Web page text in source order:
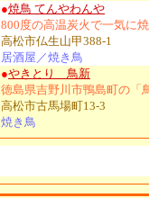
●焼鳥 てんやわんや
800度の高温炭火で一気に
高松市仏生山甲388-1
居酒屋／焼き鳥
●やきとり 鳥新
徳島県吉野川市鴨島町の「
高松市古馬場町13-3
焼き鳥